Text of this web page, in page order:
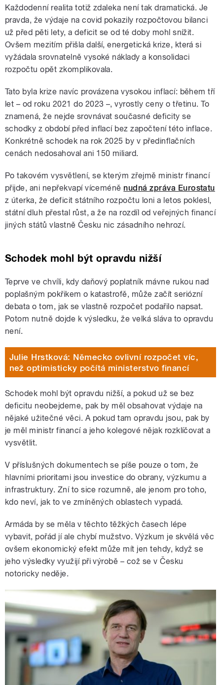
Každodenní realita totiž zdaleka není tak dramatická. Je
pravda, že výdaje na covid pokazily rozpočtovou bilanci
už před pěti lety, a deficit se od té doby mohl snížit.
Ovšem mezitím přišla další, energetická krize, která si
vyžádala srovnatelně vysoké náklady a konsolidaci
rozpočtu opět zkomplikovala.
Tato byla krize navíc provázena vysokou inflací: během tří
let – od roku 2021 do 2023 –, vyrostly ceny o třetinu. To
znamená, že nejde srovnávat současné deficity se
schodky z období před inflací bez započtení této inflace.
Konkrétně schodek na rok 2025 by v předinflačních
cenách nedosahoval ani 150 miliard.
Po takovém vysvětlení, se kterým zřejmě ministr financí
přijde, ani nepřekvapí víceméně nudná zpráva Eurostatu
z úterka, že deficit státního rozpočtu loni a letos poklesl,
státní dluh přestal růst, a že na rozdíl od veřejných financí
jiných států vlastně Česku nic zásadního nehrozí.
Schodek mohl být opravdu nižší
Teprve ve chvíli, kdy daňový poplatník mávne rukou nad
poplašným pokřikem o katastrofě, může začít seriózní
debata o tom, jak se vlastně rozpočet podařilo napsat.
Potom nutně dojde k výsledku, že velká sláva to opravdu
není.
Julie Hrstková: Německo ovlivní rozpočet víc,
než optimisticky počítá ministerstvo financí
Schodek mohl být opravdu nižší, a pokud už se bez
deficitu neobejdeme, pak by měl obsahovat výdaje na
nějaké užitečné věci. A pokud tam opravdu jsou, pak by
je měl ministr financí a jeho kolegové nějak rozklíčovat a
vysvětlit.
V příslušných dokumentech se píše pouze o tom, že
hlavními prioritami jsou investice do obrany, výzkumu a
infrastruktury. Zní to sice rozumně, ale jenom pro toho,
kdo neví, jak to ve zmíněných oblastech vypadá.
Armáda by se měla v těchto těžkých časech lépe
vybavit, pořád jí ale chybí mužstvo. Výzkum je skvělá věc
ovšem ekonomický efekt může mít jen tehdy, když se
jeho výsledky využijí při výrobě – což se v Česku
notoricky neděje.